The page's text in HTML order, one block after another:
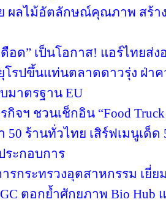
ผลไม้อัตลักษณ์คุณภาพ สร้า
อด” เป็นโอกาส! แอร์ไทยส่
โรปขึ้นแท่นตลาดดาวรุ่ง ฝ่า
มาตรฐาน EU
จฯ ชวนเช็กอิน “Food Truck
ร้านทั่วไทย เสิร์ฟเมนูเด็ด
ระกอบการ
รกระทรวงอุตสาหกรรม เยี่
ตอกย้ำศักยภาพ Bio Hub